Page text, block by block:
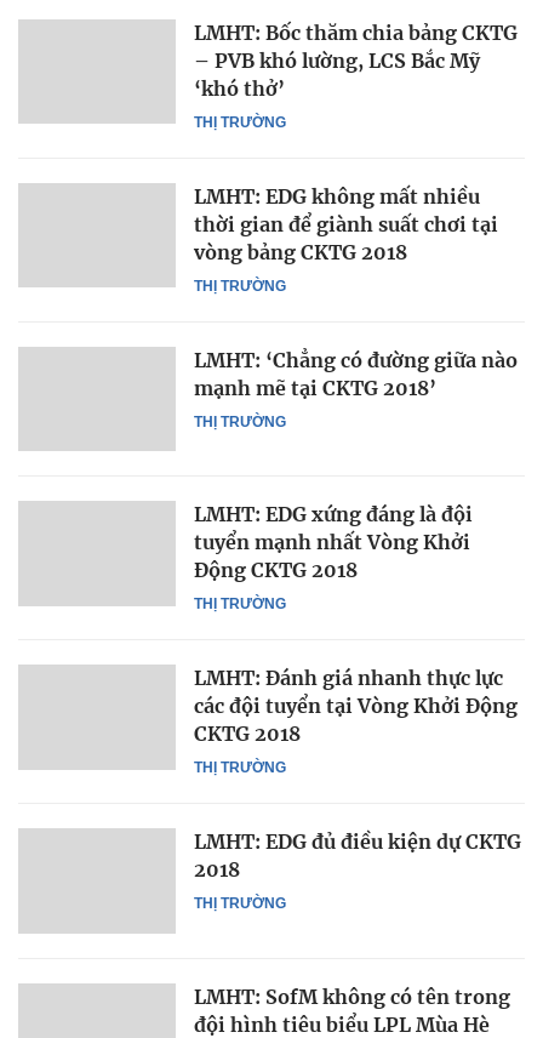
THỊ TRƯỜNG
LMHT: Bốc thăm chia bảng CKTG
– PVB khó lường, LCS Bắc Mỹ
‘khó thở’
THỊ TRƯỜNG
LMHT: EDG không mất nhiều
thời gian để giành suất chơi tại
vòng bảng CKTG 2018
THỊ TRƯỜNG
LMHT: ‘Chẳng có đường giữa nào
mạnh mẽ tại CKTG 2018’
THỊ TRƯỜNG
LMHT: EDG xứng đáng là đội
tuyển mạnh nhất Vòng Khởi
Động CKTG 2018
THỊ TRƯỜNG
LMHT: Đánh giá nhanh thực lực
các đội tuyển tại Vòng Khởi Động
CKTG 2018
THỊ TRƯỜNG
LMHT: EDG đủ điều kiện dự CKTG
2018
LMHT: SofM không có tên trong
đội hình tiêu biểu LPL Mùa Hè